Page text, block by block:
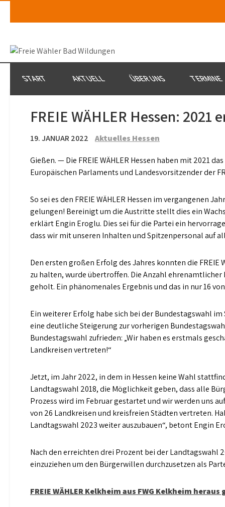
START AKTUELL ÜBER UNS TERMINE
FREIE WÄHLER Hessen:
19. JANUAR 2022 Aktuelles Hessen
Gießen. — Die FREIE WÄHLER Hessen haben mit 2021
Europäischen Parlaments und Landesvorsitzender der
So sei es den FREIE WÄHLER Hessen im vergangenen
gelungen! Bereinigt um die Austritte stellt dies ein
erklärt Engin Eroglu. Dies sei für die Partei ein
dass wir mit unseren Inhalten und Spitzenpersonal auf
Den ersten großen Erfolg des Jahres konnten die FREIE
zu halten, wurde übertroffen. Die Anzahl
geholt. Ein phänomenales Ergebnis und das in nur 16
Ein weiterer Erfolg habe sich bei der Bundestagswahl im
eine deutliche Steigerung zur vorherigen
Bundestagswahl zufrieden: „Wir haben es erstmals
Landkreisen vertreten!“
Jetzt, im Jahr 2022, in dem in Hessen keine Wahl
Landtagswahl 2018, die Möglichkeit geben, dass alle
Prozess wird im Februar gestartet und wir werden uns
von 26 Landkreisen und kreisfreien Städten vertreten.
Landtagswahl 2023 weiter auszubauen“, betont Engin
Nach den erreichten drei Prozent bei der Landtagswahl
einzuziehen um den Bürgerwillen durchzusetzen als
Beitragsnavigation
FREIE WÄHLER Kelkheim aus FWG Kelkheim